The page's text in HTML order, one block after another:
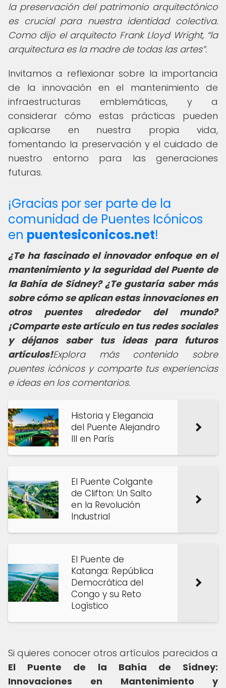
la preservación del patrimonio arquitectónico
es crucial para nuestra identidad colectiva.
Como dijo el arquitecto Frank Lloyd Wright, la
arquitectura es la madre de todas las artes .
Invitamos a reflexionar sobre la importancia
de la innovación en el mantenimiento de
infraestructuras emblemáticas, y a
considerar cómo estas prácticas pueden
aplicarse en nuestra propia vida,
fomentando la preservación y el cuidado de
nuestro entorno para las generaciones
futuras.
¡Gracias por ser parte de la
comunidad de Puentes Icónicos
en puentesiconicos.net!
¿Te ha fascinado el innovador enfoque en el
mantenimiento y la seguridad del Puente de
la Bahía de Sídney? ¿Te gustaría saber más
sobre cómo se aplican estas innovaciones en
otros puentes alrededor del mundo?
¡Comparte este artículo en tus redes sociales
y déjanos saber tus ideas para futuros
artículos!Explora más contenido sobre
puentes icónicos y comparte tus experiencias
e ideas en los comentarios.
Historia y Elegancia
del Puente Alejandro
III en París
El Puente Colgante
de Clifton: Un Salto
en la Revolución
Industrial
El Puente de
Katanga: República
Democrática del
Congo y su Reto
Logístico
Si quieres conocer otros artículos parecidos a
El Puente de la Bahía de Sídney:
Innovaciones en Mantenimiento y